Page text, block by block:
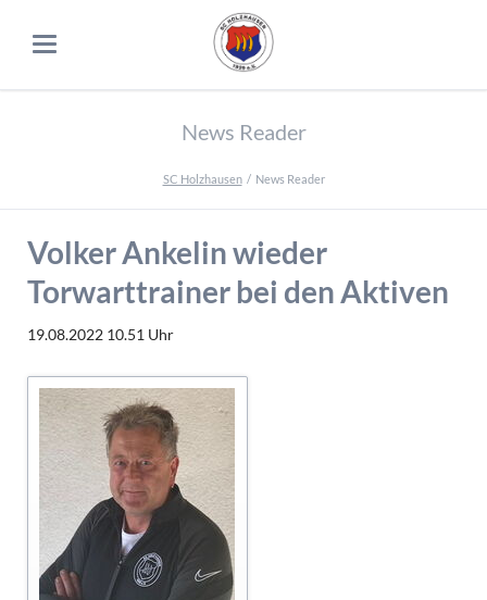
News Reader
SC Holzhausen News Reader
Volker Ankelin wieder
Torwarttrainer bei den Aktiven
19.08.2022 10.51 Uhr